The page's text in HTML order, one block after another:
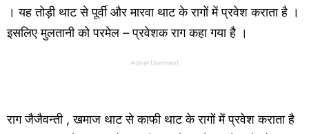
। यह तोड़ी थाट से पूर्वी और मारवा थाट के रागों में प्रवेश कराता है ।
इसलिए मुलतानी को परमेल – प्रवेशक राग कहा गया है ।
Advertisement
राग जैजैवन्ती , खमाज थाट से काफी थाट के रागों में प्रवेश कराता है